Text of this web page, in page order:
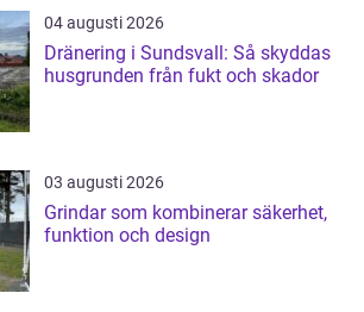
04 augusti 2026
Dränering i Sundsvall: Så skyddas
husgrunden från fukt och skador
03 augusti 2026
Grindar som kombinerar säkerhet,
funktion och design